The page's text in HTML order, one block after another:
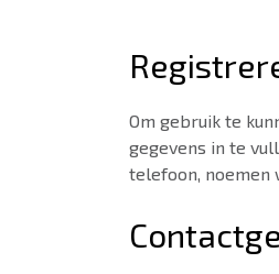
Om gebruik te
gegevens in te
telefoon, noemen